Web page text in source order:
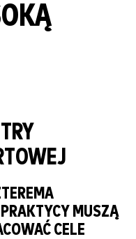
MUSZĄ
CELE